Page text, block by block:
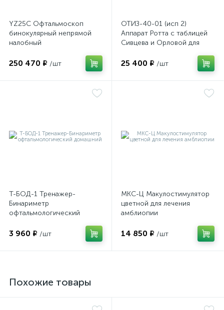
YZ25C Офтальмоскоп
бинокулярный непрямой
налобный
250 470 ₽ /шт
ОТИЗ-40-01 (исп 2)
Аппарат Ротта с таблицей
Сивцева и Орловой для
очков
25 400 ₽ /шт
Т-БОД-1 Тренажер-
Бинариметр
офтальмологический
3 960 ₽ /шт
МКС-Ц Макулостимулятор
цветной для лечения
амблиопии
14 850 ₽ /шт
Похожие товары